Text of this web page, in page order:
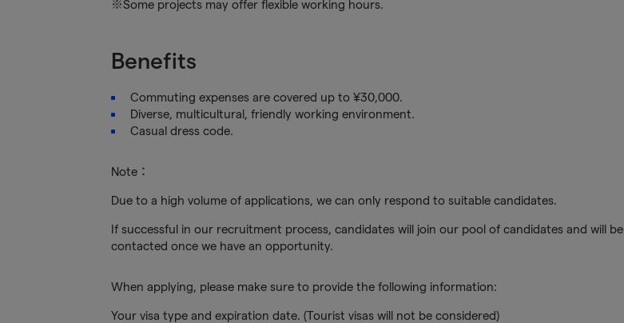
※Some projects may offer flexible working hours.
Benefits
Commuting expenses are covered up to ¥30,000.
Diverse, multicultural, friendly working environment.
Casual dress code.
Note：
Due to a high volume of applications, we can only respond to suitable candidates.
If successful in our recruitment process, candidates will join our pool of candidates and will be
contacted once we have an opportunity.
When applying, please make sure to provide the following information:
Your visa type and expiration date. (Tourist visas will not be considered)